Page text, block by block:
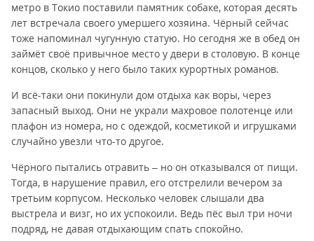
метро в Токио поставили памятник собаке, которая десять
лет встречала своего умершего хозяина. Чёрный сейчас
тоже напоминал чугунную статую. Но сегодня же в обед он
займёт своё привычное место у двери в столовую. В конце
концов, сколько у него было таких курортных романов.
И всё-таки они покинули дом отдыха как воры, через
запасный выход. Они не украли махровое полотенце или
плафон из номера, но с одеждой, косметикой и игрушками
случайно увезли что-то другое.
Чёрного пытались отравить – но он отказывался от пищи.
Тогда, в нарушение правил, его отстрелили вечером за
третьим корпусом. Несколько человек слышали два
выстрела и визг, но их успокоили. Ведь пёс выл три ночи
подряд, не давая отдыхающим спать спокойно.